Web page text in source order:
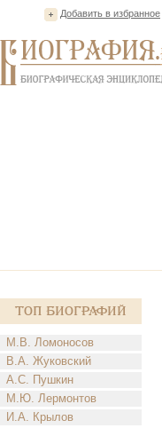
Добавить в избранное
Топ Биографий
М.В. Ломоносов
В.А. Жуковский
А.С. Пушкин
М.Ю. Лермонтов
И.А. Крылов